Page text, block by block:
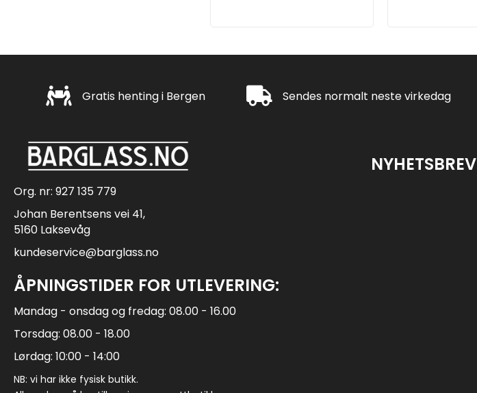
Gratis henting i Bergen
Gratis henting i Bergen Rask levering
Sendes normalt neste virkedag
Org. nr: 927 135 779
Johan Berentsens vei 41,
5160 Laksevåg
kundeservice@barglass.no
ÅPNINGSTIDER FOR UTLEVERING:
Mandag - onsdag og fredag: 08.00 - 16.00
Torsdag: 08.00 - 18.00
Lørdag: 10:00 - 14:00
NB: vi har ikke fysisk butikk.
NYHETSBREV